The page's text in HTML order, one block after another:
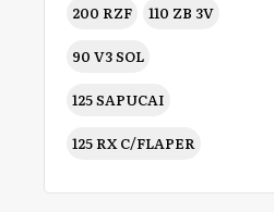
200 RZF 110 ZB 3V
90 V3 SOL
125 SAPUCAI
125 RX C/FLAPER